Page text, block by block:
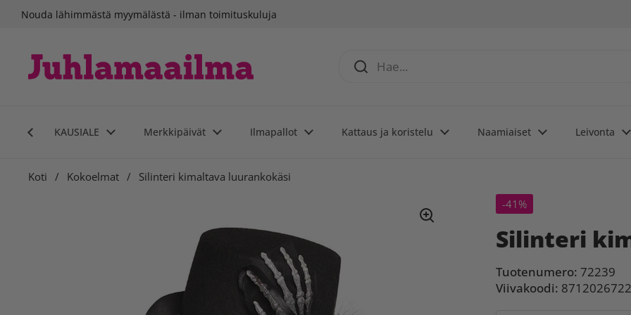
Siirry sisältöön
Nouda lähimmästä myymälästä - ilman toimituskuluja
KAUSIALE Merkkipäivät Ilmapallot Kattaus ja koristelu Naamiaiset Leivonta
Koti / Kokoelmat /
Silinteri kimaltava luurankokäsi
-41%
Silinteri
Tuotenumero: 72239
Viivakoodi: